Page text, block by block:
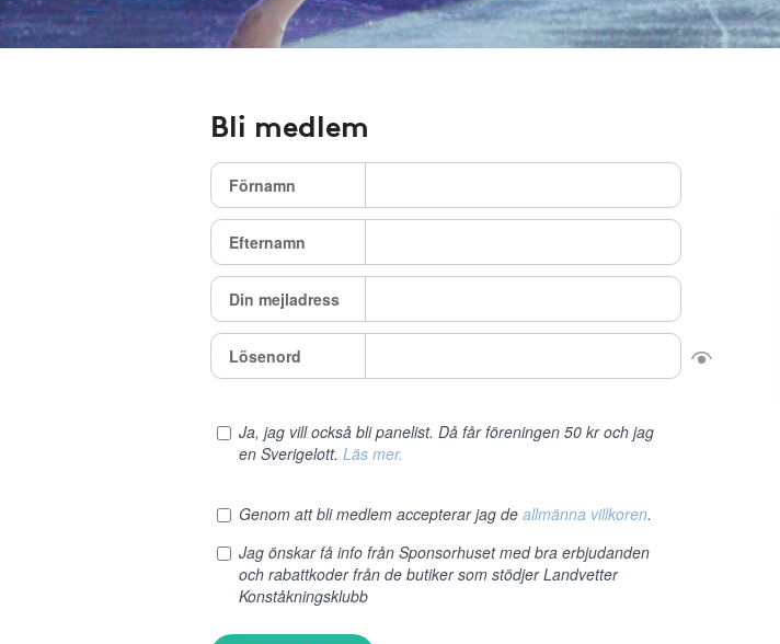
Bli medlem
Förnamn
Efternamn
Din mejladress
Lösenord
Ja, jag vill också bli panelist. Då får föreningen 50 kr och jag
en Sverigelott. Läs mer.
Genom att bli medlem accepterar jag de allmänna villkoren.
Jag önskar få info från Sponsorhuset med bra erbjudanden
och rabattkoder från de butiker som stödjer Landvetter
Konståkningsklubb